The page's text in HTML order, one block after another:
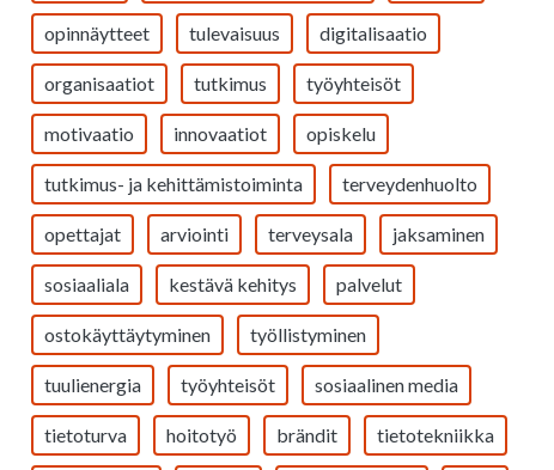
opinnäytteet tulevaisuus digitalisaatio
organisaatiot tutkimus työyhteisöt
motivaatio innovaatiot opiskelu
tutkimus- ja kehittämistoiminta terveydenhuolto
opettajat arviointi terveysala jaksaminen
sosiaaliala kestävä kehitys palvelut
ostokäyttäytyminen työllistyminen
tuulienergia työyhteisöt sosiaalinen media
tietoturva hoitotyö brändit tietotekniikka